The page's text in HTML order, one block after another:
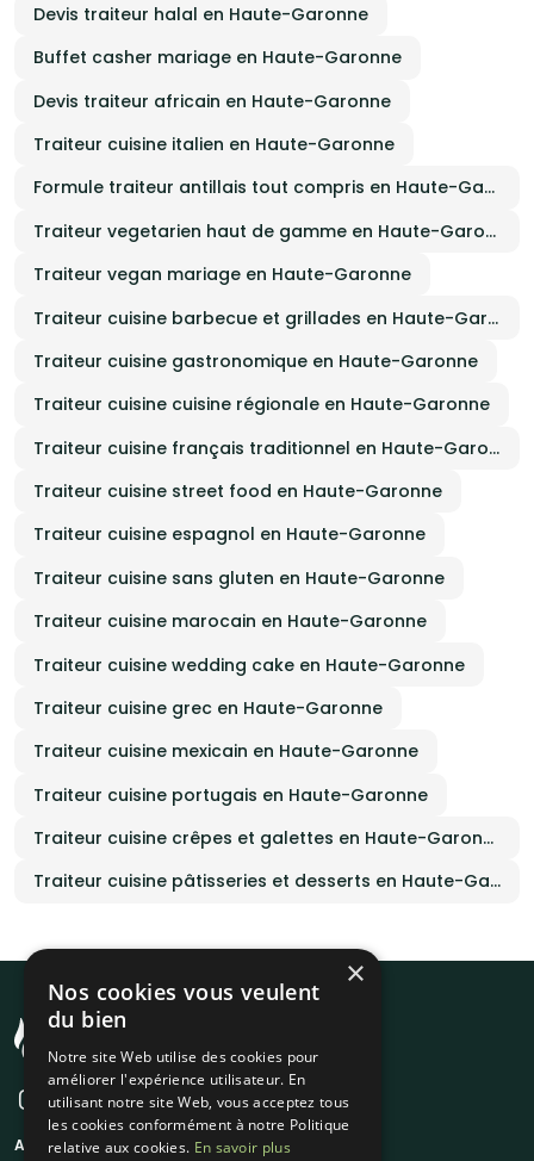
Devis traiteur halal en Haute-Garonne
Buffet casher mariage en Haute-Garonne
Devis traiteur africain en Haute-Garonne
Traiteur cuisine italien en Haute-Garonne
Formule traiteur antillais tout compris en Haute-Garonne
Traiteur vegetarien haut de gamme en Haute-Garonne
Traiteur vegan mariage en Haute-Garonne
Traiteur cuisine barbecue et grillades en Haute-Garonne
Traiteur cuisine gastronomique en Haute-Garonne
Traiteur cuisine cuisine régionale en Haute-Garonne
Traiteur cuisine français traditionnel en Haute-Garonne
Traiteur cuisine street food en Haute-Garonne
Traiteur cuisine espagnol en Haute-Garonne
Traiteur cuisine sans gluten en Haute-Garonne
Traiteur cuisine marocain en Haute-Garonne
Traiteur cuisine wedding cake en Haute-Garonne
Traiteur cuisine grec en Haute-Garonne
Traiteur cuisine mexicain en Haute-Garonne
Traiteur cuisine portugais en Haute-Garonne
Traiteur cuisine crêpes et galettes en Haute-Garonne
Traiteur cuisine pâtisseries et desserts en Haute-Garonne
A propos Liens utiles
×
Nos cookies vous veulent
du bien
Notre site Web utilise des cookies pour
améliorer l'expérience utilisateur. En
utilisant notre site Web, vous acceptez tous
les cookies conformément à notre Politique
relative aux cookies. En savoir plus